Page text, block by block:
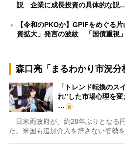
説 企業に成長投資の具体的な説
【令和のPKOか】GPIFをめぐる
資拡大」発言の波紋 「国債重視
森口亮「まるわかり市況分
「トレンド転換のス
れ”した市場心理を変
…
日米両政府が、約28年ぶりとなる
た。米国も追加介入を辞さない姿勢